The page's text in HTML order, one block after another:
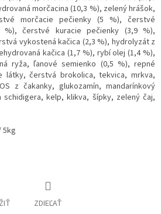
morčacina (10,3 %), zelený hrášok,
morčacie pečienky (5 %), čerstvé
%), čerstvé kuracie pečienky (3,9 %),
vykostená kačica (2,3 %), hydrolyzát z
kačica (1,7 %), rybí olej (1,4 %),
ryža, ľanové semienko (0,5 %), repné
látky, čerstvá brokolica, tekvica, mrkva,
z čakanky, glukozamín, mandarínkový
schidigera, kelp, klikva, šípky, zelený čaj,
5kg
ZDIEĽAŤ